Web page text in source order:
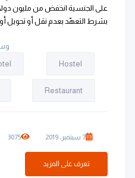
بشرط التعهّد بعدم نقل أو تحويل أو
Hostel
Restaurant
7 سبتمبر، 2019 3075
تعرف على المزيد